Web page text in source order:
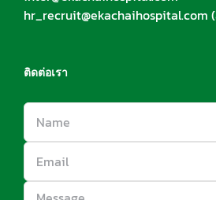
hr_recruit@ekachaihospital.com
ติดต่อเรา